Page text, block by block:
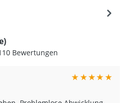
Bewertungen
★★★★★